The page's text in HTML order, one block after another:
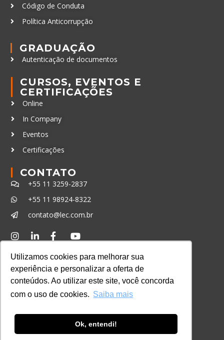
Utilizamos cookies para melhorar sua
experiência e personalizar a oferta de
conteúdos. Ao utilizar este site, você concorda
com o uso de cookies. Saiba mais
Ok, entendi!
Código de Conduta
Política Anticorrupção
GRADUAÇÃO
Autenticação de documentos
CURSOS, EVENTOS E
CERTIFICAÇÕES
Online
In Company
Eventos
Certificações
CONTATO
+55 11 3259-2837
+55 11 98924-8322
contato@lec.com.br
Consulte aqui o cadastro da Instituição no
Sistema e-MEC